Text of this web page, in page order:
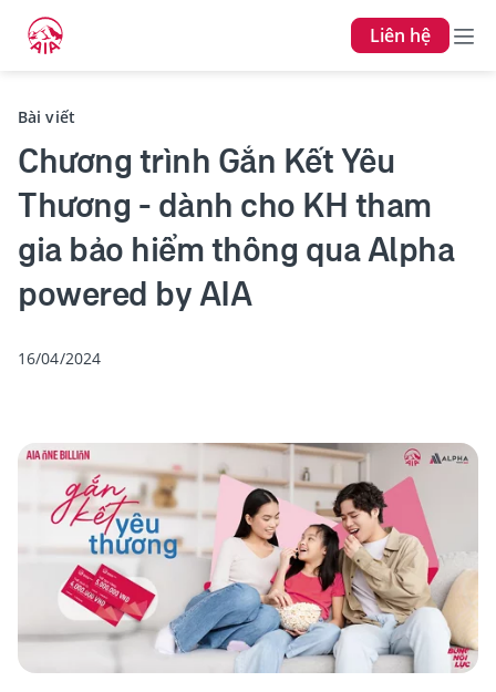
Liên hệ
Bài viết
Chương trình Gắn Kết Yêu
Thương - dành cho KH tham
gia bảo hiểm thông qua Alpha
powered by AIA
16/04/2024